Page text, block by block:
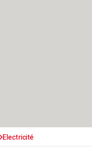
Electricité